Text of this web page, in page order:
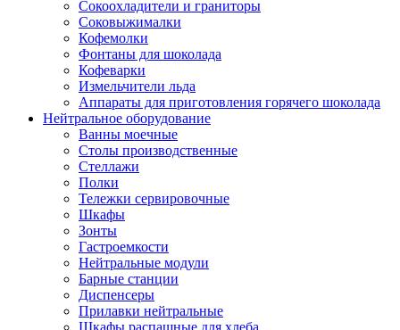
Сокоохладители и граниторы
Соковыжималки
Кофемолки
Фонтаны для шоколада
Кофеварки
Измельчители льда
Аппараты для приготовления горячего шоколада
Нейтральное оборудование
Ванны моечные
Столы производственные
Стеллажи
Полки
Тележки сервировочные
Шкафы
Зонты
Гастроемкости
Нейтральные модули
Барные станции
Диспенсеры
Прилавки нейтральные
Шкафы распашные для хлеба